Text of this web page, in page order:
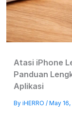
Atasi iPhone
Panduan
Aplikasi
By iHERRO / May